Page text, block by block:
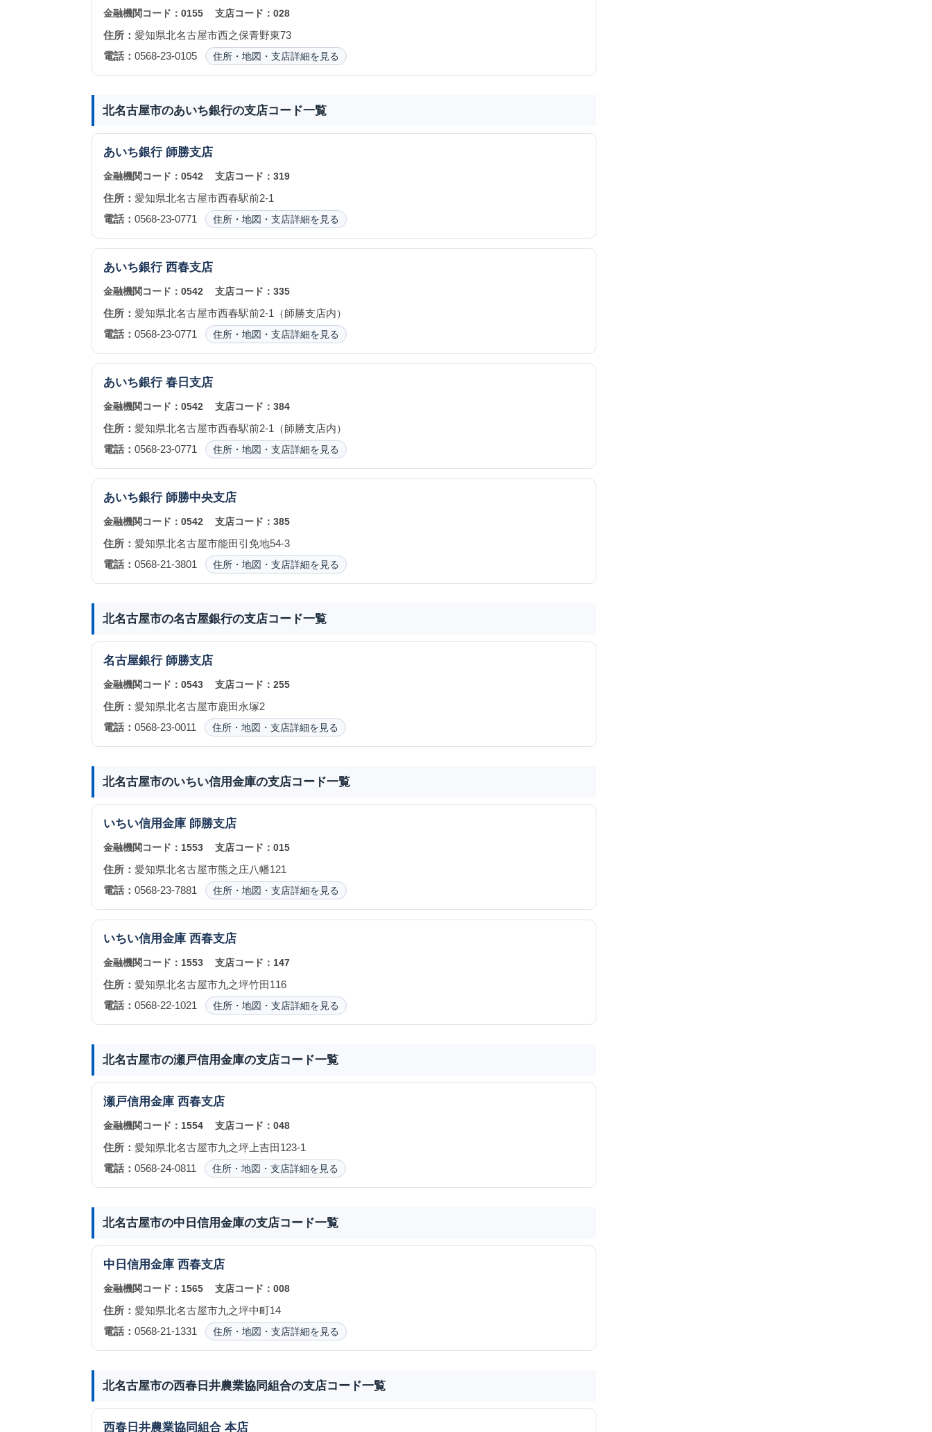
金融機関コード： 0155 支店コード： 028
住所： 愛知県北名古屋市西之保青野東73
電話： 0568-23-0105 住所・地図・支店詳細を見る
北名古屋市のあいち銀行の支店コード一覧
あいち銀行 師勝支店
金融機関コード： 0542 支店コード： 319
住所： 愛知県北名古屋市西春駅前2-1
電話： 0568-23-0771 住所・地図・支店詳細を見る
あいち銀行 西春支店
金融機関コード： 0542 支店コード： 335
住所： 愛知県北名古屋市西春駅前2-1（師勝支店内）
電話： 0568-23-0771 住所・地図・支店詳細を見る
あいち銀行 春日支店
金融機関コード： 0542 支店コード： 384
住所： 愛知県北名古屋市西春駅前2-1（師勝支店内）
電話： 0568-23-0771 住所・地図・支店詳細を見る
あいち銀行 師勝中央支店
金融機関コード： 0542 支店コード： 385
住所： 愛知県北名古屋市能田引免地54-3
電話： 0568-21-3801 住所・地図・支店詳細を見る
北名古屋市の名古屋銀行の支店コード一覧
名古屋銀行 師勝支店
金融機関コード： 0543 支店コード： 255
住所： 愛知県北名古屋市鹿田永塚2
電話： 0568-23-0011 住所・地図・支店詳細を見る
北名古屋市のいちい信用金庫の支店コード一覧
いちい信用金庫 師勝支店
金融機関コード： 1553 支店コード： 015
住所： 愛知県北名古屋市熊之庄八幡121
電話： 0568-23-7881 住所・地図・支店詳細を見る
いちい信用金庫 西春支店
金融機関コード： 1553 支店コード： 147
住所： 愛知県北名古屋市九之坪竹田116
電話： 0568-22-1021 住所・地図・支店詳細を見る
北名古屋市の瀬戸信用金庫の支店コード一覧
瀬戸信用金庫 西春支店
金融機関コード： 1554 支店コード： 048
住所： 愛知県北名古屋市九之坪上吉田123-1
電話： 0568-24-0811 住所・地図・支店詳細を見る
北名古屋市の中日信用金庫の支店コード一覧
中日信用金庫 西春支店
金融機関コード： 1565 支店コード： 008
住所： 愛知県北名古屋市九之坪中町14
電話： 0568-21-1331 住所・地図・支店詳細を見る
北名古屋市の西春日井農業協同組合の支店コード一覧
西春日井農業協同組合 本店